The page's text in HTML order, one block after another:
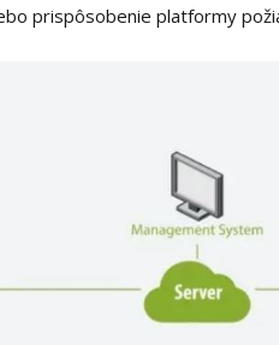
prispôsobenie platformy